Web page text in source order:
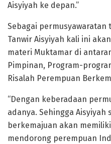
Aisyiyah ke depan.”
Sebagai
Tanwir Aisyiyah kali ini
materi Muktamar di
Pimpinan, Program-
Risalah Perempuan
“Dengan keberadaan
adanya. Sehingga
berkemajuan akan
mendorong perempuan